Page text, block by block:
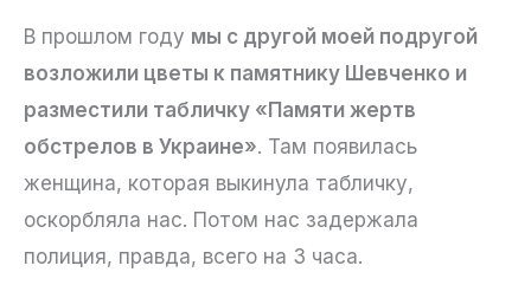
В прошлом году мы с другой моей подругой
возложили цветы к памятнику Шевченко и
разместили табличку «Памяти жертв
обстрелов в Украине». Там появилась
женщина, которая выкинула табличку,
оскорбляла нас. Потом нас задержала
полиция, правда, всего на 3 часа.